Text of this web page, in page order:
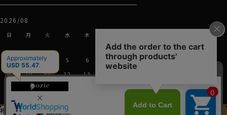
裄丈加工＆イニシャル刺繍 この商品を
2026/08
日 月 火 水 木
1
2
3 4 5 6 7
8
9
10 11 12 13
17 18
22
23
24